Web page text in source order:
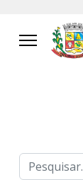
Procurar